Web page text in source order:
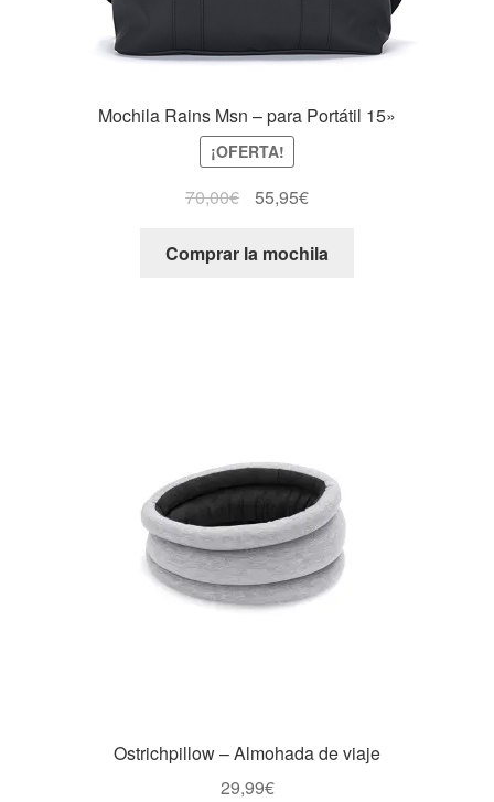
Mochila Rains Msn – para Portátil 15»
¡OFERTA!
70,00€ 55,95€
Comprar la mochila
Ostrichpillow – Almohada de viaje
29,99€